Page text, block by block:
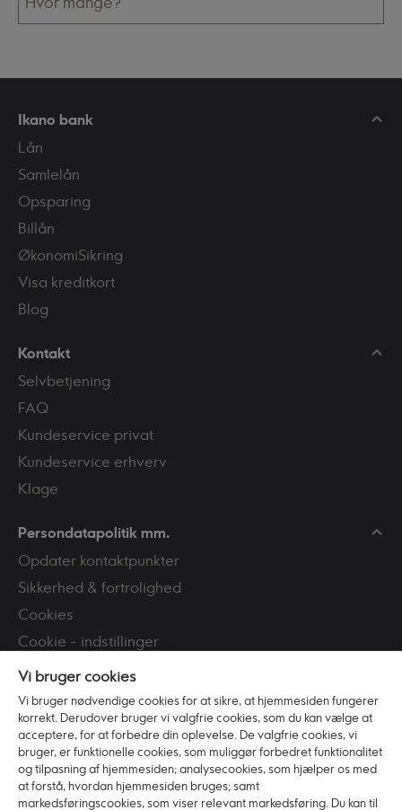
Ikano bank
Lån
Samlelån
Opsparing
Billån
ØkonomiSikring
Visa kreditkort
Blog
Kontakt
Selvbetjening
FAQ
Kundeservice privat
Kundeservice erhverv
Klage
Persondatapolitik mm.
Opdater kontaktpunkter
Sikkerhed & fortrolighed
Cookies
Cookie - indstillinger
Tilgængelighed
CPR-registeret
Persondatapolitik
Bekæmpelse af hvidvask
PSD2
Vi bruger cookies
Vi bruger nødvendige cookies for at sikre, at hjemmesiden fungerer
korrekt. Derudover bruger vi valgfrie cookies, som du kan vælge at
acceptere, for at forbedre din oplevelse. De valgfrie cookies, vi
bruger, er funktionelle cookies, som muliggør forbedret funktionalitet
og tilpasning af hjemmesiden; analysecookies, som hjælper os med
at forstå, hvordan hjemmesiden bruges; samt
markedsføringscookies, som viser relevant markedsføring. Du kan til